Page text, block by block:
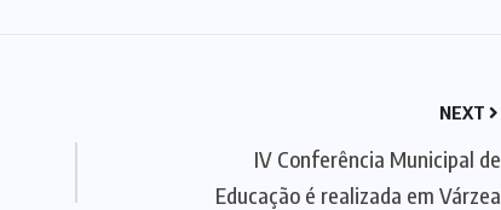
NEXT
IV Conferência Municipal de
Educação é realizada em Várzea